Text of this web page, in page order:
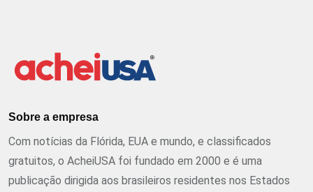
Sobre a empresa
Com notícias da Flórida, EUA e mundo, e classificados
gratuitos, o AcheiUSA foi fundado em 2000 e é uma
publicação dirigida aos brasileiros residentes nos Estados